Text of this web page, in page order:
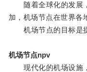
随着全球化的发展，
加，机场节点在世界各
机场节点的目标是提
机场节点npv
现代化的机场设施，